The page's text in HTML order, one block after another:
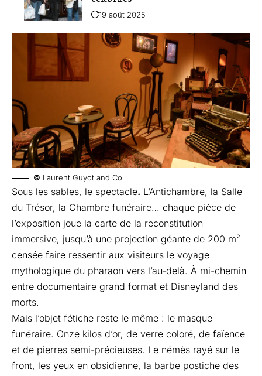
19 août 2025
© Laurent Guyot and Co
Sous les sables, le spectacle. L’Antichambre, la Salle
du Trésor, la Chambre funéraire… chaque pièce de
l’exposition joue la carte de la reconstitution
immersive, jusqu’à une projection géante de 200 m²
censée faire ressentir aux visiteurs le voyage
mythologique du pharaon vers l’au-delà. À mi-chemin
entre documentaire grand format et Disneyland des
morts.
Mais l’objet fétiche reste le même : le masque
funéraire. Onze kilos d’or, de verre coloré, de faïence
et de pierres semi-précieuses. Le némès rayé sur le
front, les yeux en obsidienne, la barbe postiche des